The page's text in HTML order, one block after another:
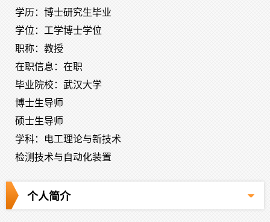
学历：博士研究生毕业
学位：工学博士学位
职称：教授
在职信息：在职
毕业院校：武汉大学
博士生导师
硕士生导师
学科：电工理论与新技术
检测技术与自动化装置
个人简介